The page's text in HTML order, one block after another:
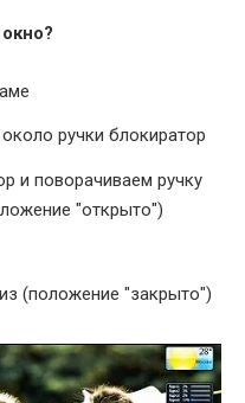
окно?
около ручки блокиратор
и поворачиваем ручку
"открыто")
(положение "закрыто")